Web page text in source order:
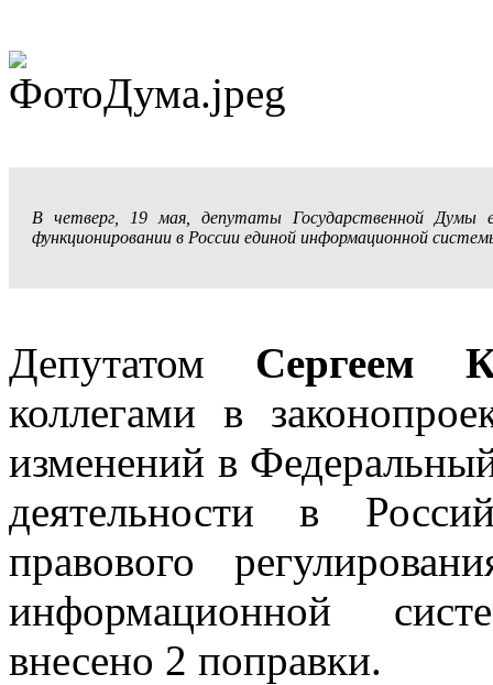
В четверг, 19 мая, депутаты Государственной Думы
функционировании в России единой информационной
Депутатом Сергеем
коллегами в
изменений в
деятельности в
правового
информационной
внесено 2 поправки.